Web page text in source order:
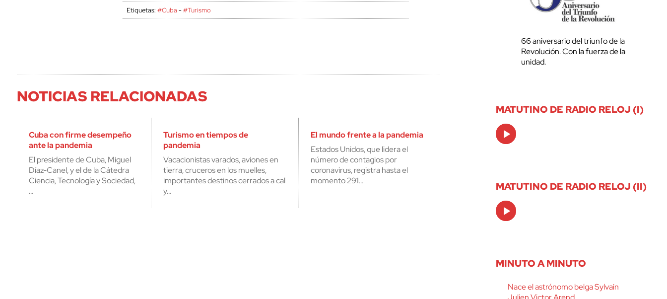
Etiquetas:#Cuba -#Turismo
NOTICIAS RELACIONADAS
Cuba con firme desempeño
ante la pandemia
El presidente de Cuba, Miguel
Díaz-Canel, y el de la Cátedra
Ciencia, Tecnología y Sociedad,
…
Turismo en tiempos de
pandemia
Vacacionistas varados, aviones en
tierra, cruceros en los muelles,
importantes destinos cerrados a cal
y…
El mundo frente a la pandemia
Estados Unidos, que lidera el
número de contagios por
coronavirus, registra hasta el
momento 291…
66 aniversario del triunfo de la
Revolución. Con la fuerza de la
unidad.
MATUTINO DE RADIO RELOJ (I)
Audio
Player
MATUTINO DE RADIO RELOJ (II)
Audio
Player
MINUTO A MINUTO
Nace el astrónomo belga Sylvain